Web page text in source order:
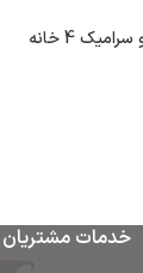
4 خانه
خدمات مشتریان